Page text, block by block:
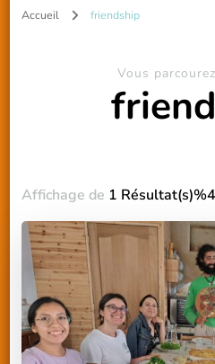
Accueil friendship
Vous
Affichage de 1